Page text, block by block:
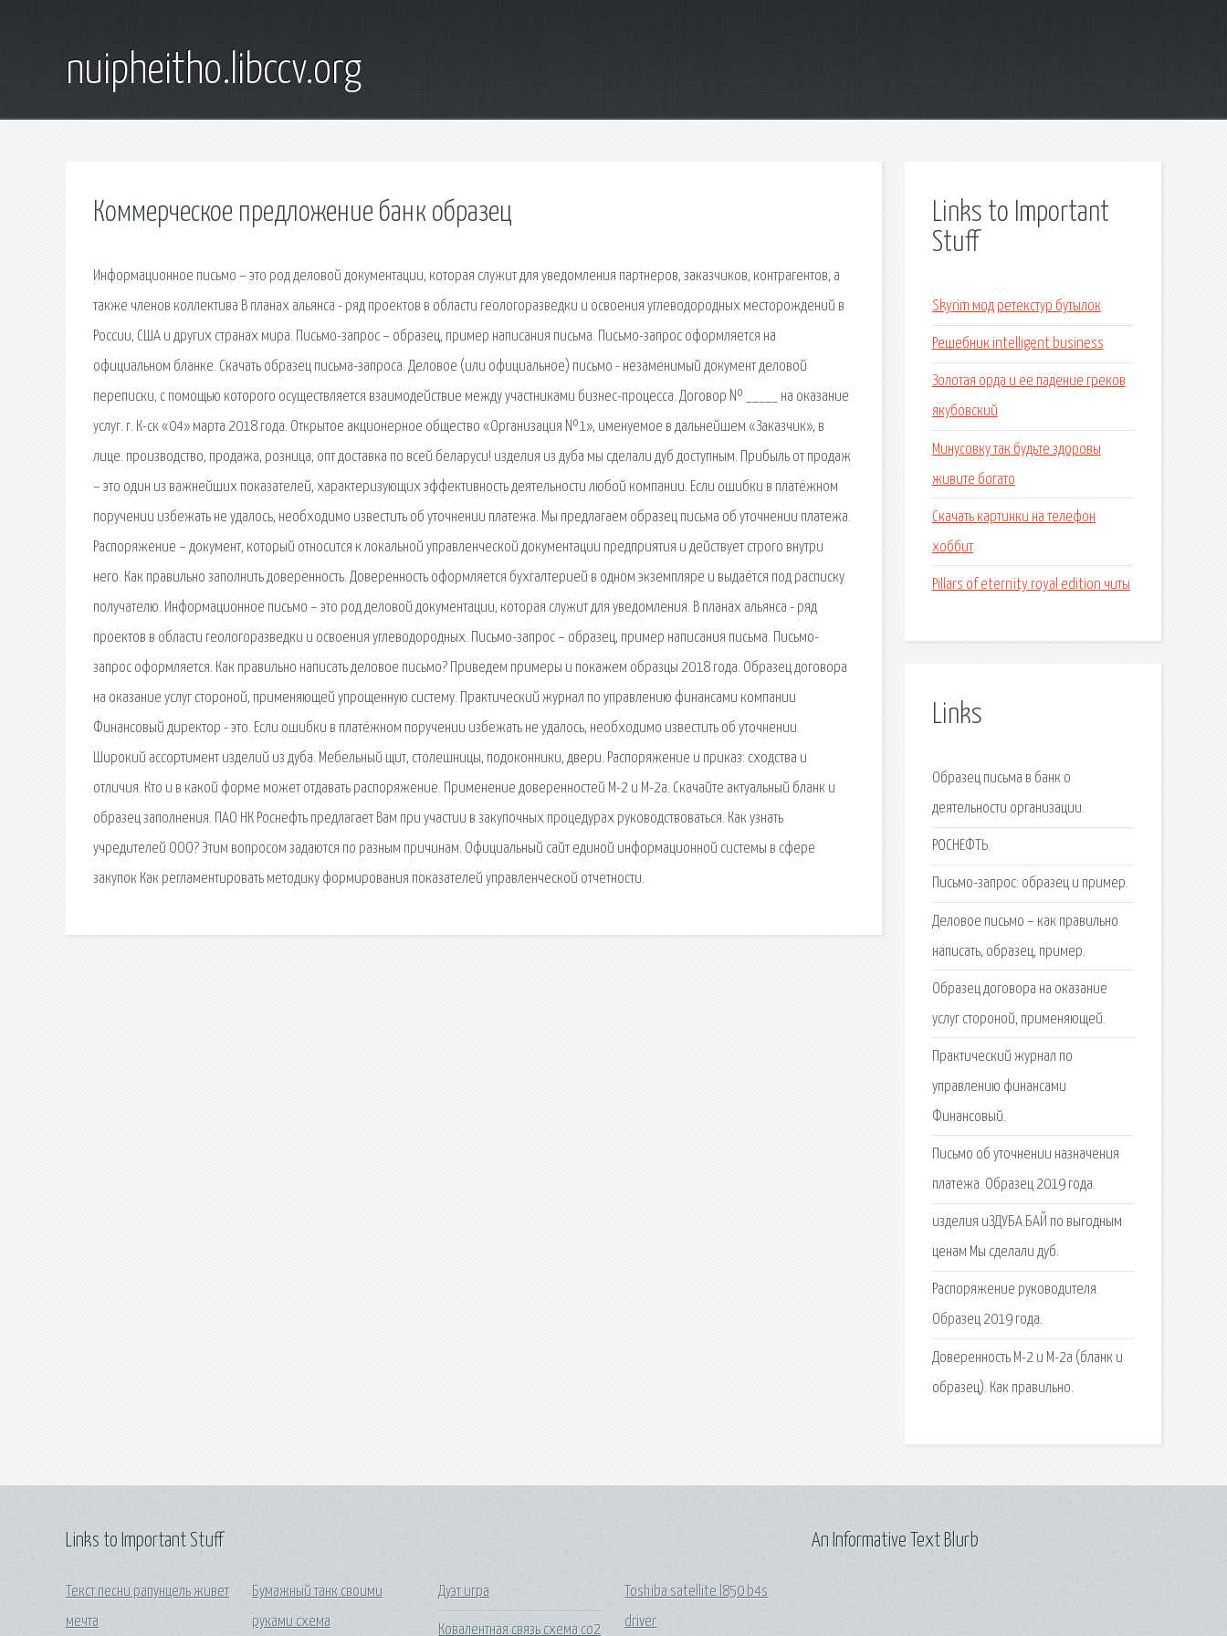
nuipheitho.libccv.org
Коммерческое предложение банк образец
Информационное письмо – это род деловой документации, которая служит для уведомления партнеров, заказчиков, контрагентов, а
также членов коллектива В планах альянса - ряд проектов в области геологоразведки и освоения углеводородных месторождений в
России, США и других странах мира. Письмо-запрос – образец, пример написания письма. Письмо-запрос оформляется на
официальном бланке. Скачать образец письма-запроса. Деловое (или официальное) письмо - незаменимый документ деловой
переписки, с помощью которого осуществляется взаимодействие между участниками бизнес-процесса. Договор № _____ на оказание
услуг. г. К-ск «04» марта 2018 года. Открытое акционерное общество «Организация №1», именуемое в дальнейшем «Заказчик», в
лице. производство, продажа, розница, опт доставка по всей беларуси! изделия из дуба мы сделали дуб доступным. Прибыль от продаж
– это один из важнейших показателей, характеризующих эффективность деятельности любой компании. Если ошибки в платёжном
поручении избежать не удалось, необходимо известить об уточнении платежа. Мы предлагаем образец письма об уточнении платежа.
Распоряжение – документ, который относится к локальной управленческой документации предприятия и действует строго внутри
него. Как правильно заполнить доверенность. Доверенность оформляется бухгалтерией в одном экземпляре и выдаётся под расписку
получателю. Информационное письмо – это род деловой документации, которая служит для уведомления. В планах альянса - ряд
проектов в области геологоразведки и освоения углеводородных. Письмо-запрос – образец, пример написания письма. Письмо-
запрос оформляется. Как правильно написать деловое письмо? Приведем примеры и покажем образцы 2018 года. Образец договора
на оказание услуг стороной, применяющей упрощенную систему. Практический журнал по управлению финансами компании
Финансовый директор - это. Если ошибки в платёжном поручении избежать не удалось, необходимо известить об уточнении.
Широкий ассортимент изделий из дуба. Мебельный щит, столешницы, подоконники, двери. Распоряжение и приказ: сходства и
отличия. Кто и в какой форме может отдавать распоряжение. Применение доверенностей М-2 и М-2а. Скачайте актуальный бланк и
образец заполнения. ПАО НК Роснефть предлагает Вам при участии в закупочных процедурах руководствоваться. Как узнать
учредителей ООО? Этим вопросом задаются по разным причинам. Официальный сайт единой информационной системы в сфере
закупок Как регламентировать методику формирования показателей управленческой отчетности.
Links to Important
Stuff
Skyrim мод ретекстур бутылок
Решебник intelligent business
Золотая орда и ее падение греков
якубовский
Минусовку так будьте здоровы
живите богато
Скачать картинки на телефон
хоббит
Pillars of eternity royal edition читы
Links
Образец письма в банк о
деятельности организации.
РОСНЕФТЬ.
Письмо-запрос: образец и пример.
Деловое письмо – как правильно
написать, образец, пример.
Образец договора на оказание
услуг стороной, применяющей.
Практический журнал по
управлению финансами
Финансовый.
Письмо об уточнении назначения
платежа. Образец 2019 года.
изделия иЗДУБА.БАЙ по выгодным
ценам Мы сделали дуб.
Распоряжение руководителя.
Образец 2019 года.
Доверенность М-2 и М-2а (бланк и
образец). Как правильно.
Links to Important Stuff
Текст песни рапунцель живет
мечта
Бумажный танк своими
руками схема
Дуэт игра
Ковалентная связь схема co2
Toshiba satellite l850 b4s
driver
An Informative Text Blurb